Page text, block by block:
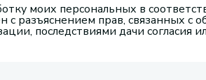
моих персональных в
с разъяснением прав, связанных с
последствиями дачи согласия